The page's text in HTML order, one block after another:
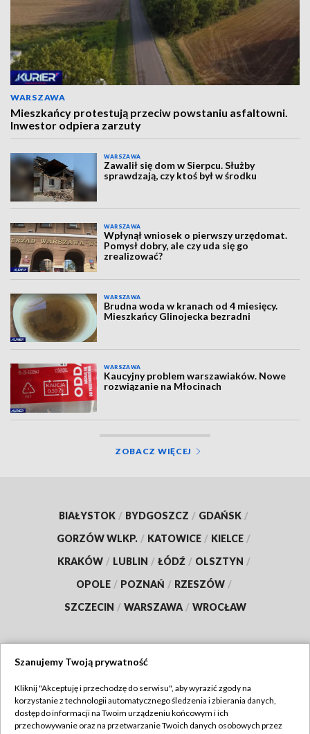
WARSZAWA
Mieszkańcy protestują przeciw powstaniu asfaltowni.
Inwestor odpiera zarzuty
WARSZAWA
Zawalił się dom w Sierpcu. Służby
sprawdzają, czy ktoś był w środku
WARSZAWA
Wpłynął wniosek o pierwszy urzędomat.
Pomysł dobry, ale czy uda się go
zrealizować?
WARSZAWA
Brudna woda w kranach od 4 miesięcy.
Mieszkańcy Glinojecka bezradni
WARSZAWA
Kaucyjny problem warszawiaków. Nowe
rozwiązanie na Młocinach
ZOBACZ WIĘCEJ
BIAŁYSTOK / BYDGOSZCZ / GDAŃSK /
GORZÓW WLKP. / KATOWICE / KIELCE /
KRAKÓW / LUBLIN / ŁÓDŹ / OLSZTYN /
OPOLE / POZNAŃ / RZESZÓW /
SZCZECIN / WARSZAWA / WROCŁAW
TVP
Abonament TVP
Regulamin TVP
Szanujemy Twoją prywatność
Kliknij "Akceptuję i przechodzę do serwisu", aby wyrazić zgody na
korzystanie z technologii automatycznego śledzenia i zbierania danych,
dostęp do informacji na Twoim urządzeniu końcowym i ich
przechowywanie oraz na przetwarzanie Twoich danych osobowych przez